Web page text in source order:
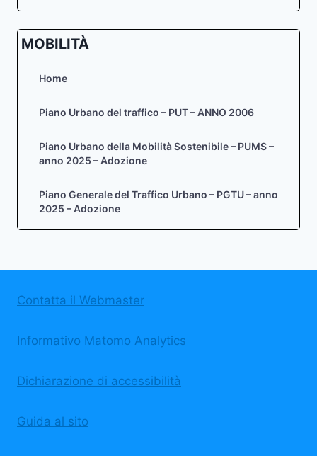
MOBILITÀ
Home
Piano Urbano del traffico – PUT – ANNO 2006
Piano Urbano della Mobilità Sostenibile – PUMS –
anno 2025 – Adozione
Piano Generale del Traffico Urbano – PGTU – anno
2025 – Adozione
Contatta il Webmaster
Informativo Matomo Analytics
Dichiarazione di accessibilità
Guida al sito